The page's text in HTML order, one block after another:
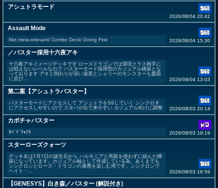
アシュトラモード
2026/08/04 20:42
Assault Mode
Not meta-relevant/ Combo Deck/ Going First 2026/08/04 15:30
／バスター採用十六夜アキ
十六夜アキイメージデッキです ローズドラゴンでは環境クラス相手に
は戦えないレベルなので バスターモード採用型のカジュアル構築とな
っております アキと関わりが深い遊星とシェリーのモンスターも盤面
に並び...
2026/08/04 13:03
第二案【アシュトラバスター】
バスターモードにアクセスして アシュトラをSSしていく シンクロ８
にアクセスしやすいので スタバが出て来やすい カジュアル向けに調整
2026/08/03 20:14
カボチャバスター
ﾎﾊﾞｷﾞﾁｮｱﾖ 2026/08/03 19:19
スターローズクォーツ
デッキ名は7月7日の誕生石から ハルモニアと馬龍を使わずに組んだ構
築になっています。カジュアル軸として作成している為、あくまでも
シンクロンとローズ・ドラゴンの連携を楽しむ用です。シンクロンで
ヘイト・...
2026/08/03 18:59
【GENESYS】白き森／バスター (解説付き)